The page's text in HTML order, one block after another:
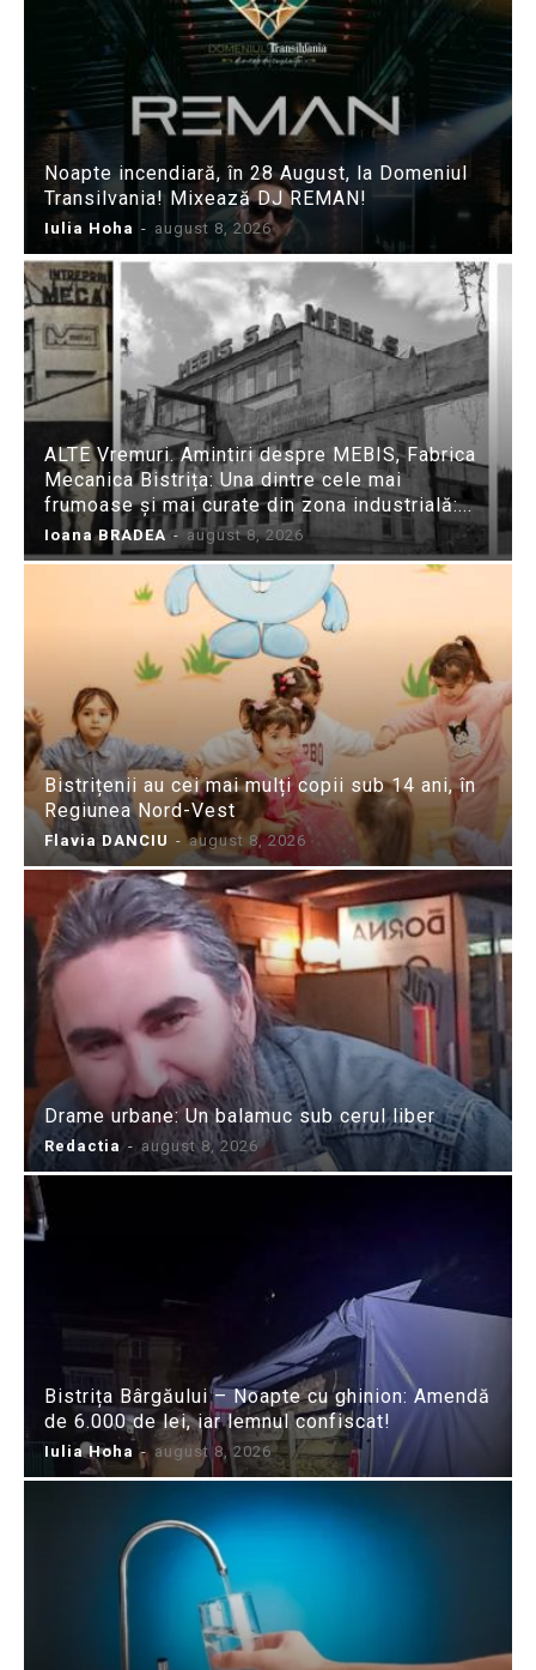
Noapte incendiară, în 28 August, la Domeniul
Transilvania! Mixează DJ REMAN!
Iulia Hoha - august 8, 2026
ALTE Vremuri. Amintiri despre MEBIS, Fabrica
Mecanica Bistrița: Una dintre cele mai
frumoase și mai curate din zona industrială:...
Ioana BRADEA - august 8, 2026
Bistrițenii au cei mai mulți copii sub 14 ani, în
Regiunea Nord-Vest
Flavia DANCIU - august 8, 2026
Drame urbane: Un balamuc sub cerul liber
Redactia - august 8, 2026
Bistrița Bârgăului – Noapte cu ghinion: Amendă
de 6.000 de lei, iar lemnul confiscat!
Iulia Hoha - august 8, 2026